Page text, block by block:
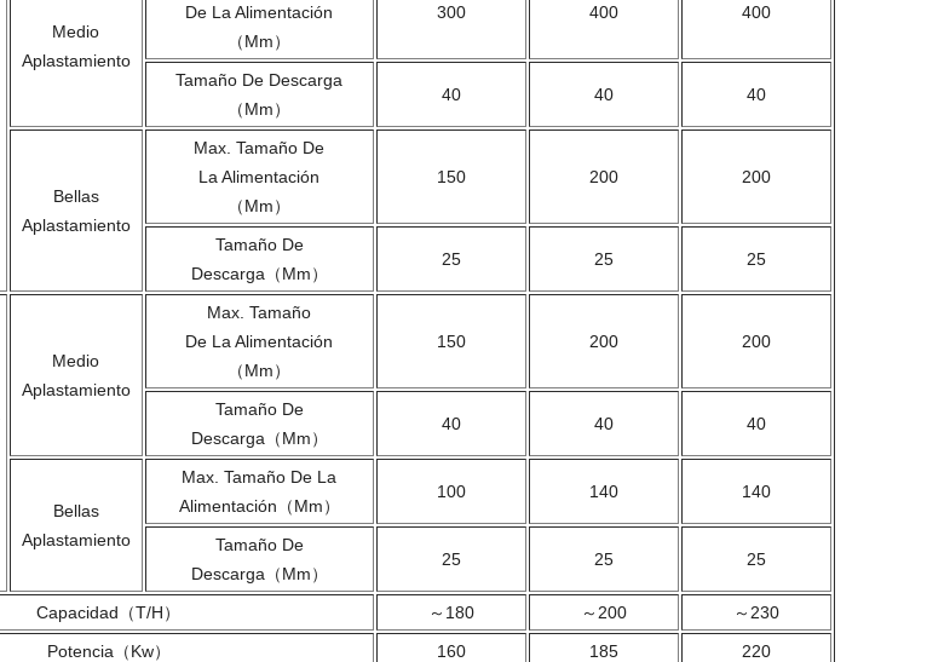
Medio
Aplastamiento
De La Alimentación
（mm）
300 400 400
Tamaño De Descarga
（mm）
40 40 40
Bellas
Aplastamiento
Max. Tamaño De
La Alimentación
（mm）
150 200 200
Tamaño De
Descarga（mm）
25 25 25
Medio
Aplastamiento
Max. Tamaño
De La Alimentación
（mm）
150 200 200
Tamaño De
Descarga（mm）
40 40 40
Bellas
Aplastamiento
Max. Tamaño De La
Alimentación（mm）
100 140 140
Tamaño De
Descarga（mm）
25 25 25
Capacidad（t/h） ～180 ～200
～230
Potencia（kw）
160 185
220